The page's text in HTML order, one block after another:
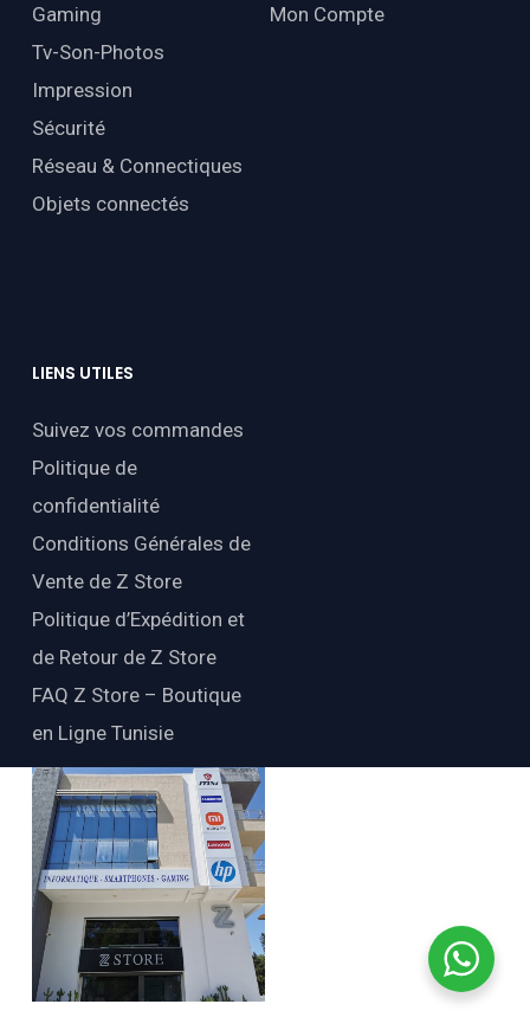
Gaming
Tv-Son-Photos
Impression
Sécurité
Réseau & Connectiques
Objets connectés
Mon Compte
LIENS UTILES
Suivez vos commandes
Politique de
confidentialité
Conditions Générales de
Vente de Z Store
Politique d’Expédition et
de Retour de Z Store
FAQ Z Store – Boutique
en Ligne Tunisie